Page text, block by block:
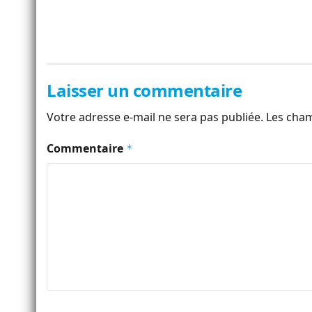
Laisser un commentaire
Votre adresse e-mail ne sera pas publiée. Les
Commentaire *